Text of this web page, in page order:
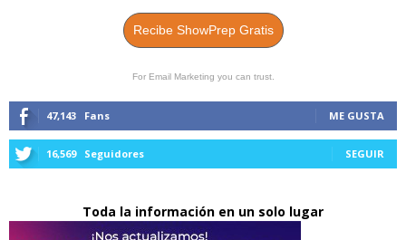
Recibe ShowPrep Gratis
For Email Marketing you can trust.
47,143 Fans ME GUSTA
16,569 Seguidores SEGUIR
Toda la información en un solo lugar